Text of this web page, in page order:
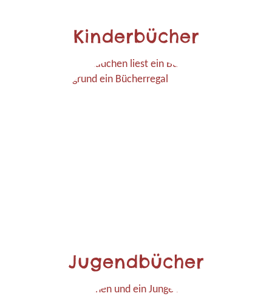
Kinderbücher
Jugendbücher